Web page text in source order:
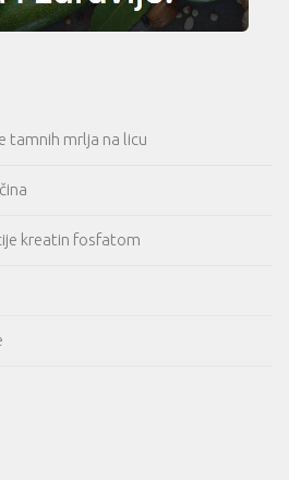
tamnih mrlja na licu
kreatin fosfatom